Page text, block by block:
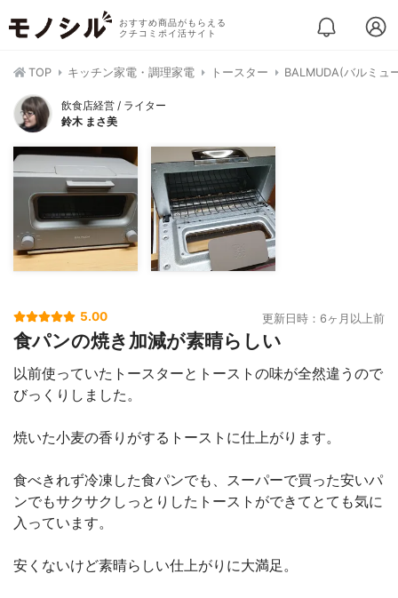
おすすめ商品がもらえる
クチコミポイ活サイト
TOP キッチン家電・調理家電 トースター BALMUDA(バルミュ
飲食店経営 / ライター
鈴木 まさ美
5.00 更新日時：6ヶ月以上前
食パンの焼き加減が素晴らしい
以前使っていたトースターとトーストの味が全然違うので
びっくりしました。
焼いた小麦の香りがするトーストに仕上がります。
食べきれず冷凍した食パンでも、スーパーで買った安いパ
ンでもサクサクしっとりしたトーストができてとても気に
入っています。
安くないけど素晴らしい仕上がりに大満足。